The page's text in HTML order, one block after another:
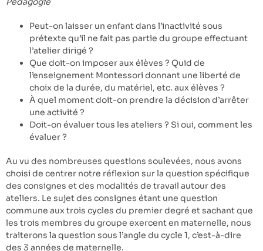
Peut-on laisser un enfant dans l’inactivité sous
prétexte qu’il ne fait pas partie du groupe effectuant
l’atelier dirigé ?
Que doit-on imposer aux élèves ? Quid de
l’enseignement Montessori donnant une liberté de
choix de la durée, du matériel, etc. aux élèves ?
À quel moment doit-on prendre la décision d’arrêter
une activité ?
Doit-on évaluer tous les ateliers ? Si oui, comment les
évaluer ?
Au vu des nombreuses questions soulevées, nous avons
choisi de centrer notre réflexion sur la question spécifique
des consignes et des modalités de travail autour des
ateliers. Le sujet des consignes étant une question
commune aux trois cycles du premier degré et sachant que
les trois membres du groupe exercent en maternelle, nous
traiterons la question sous l’angle du cycle 1, c’est-à-dire
des 3 années de maternelle.